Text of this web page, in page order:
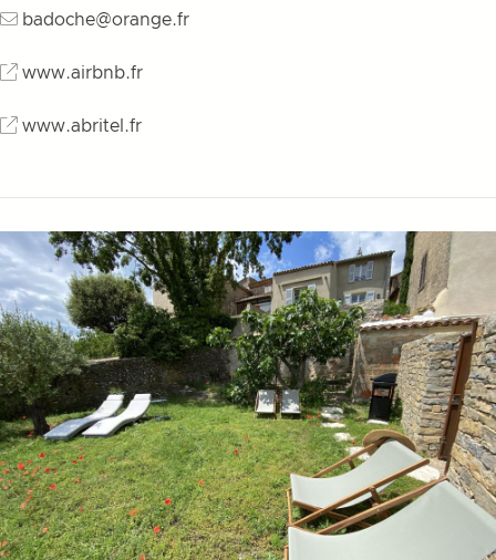
badoche@orange.fr
www.airbnb.fr
www.abritel.fr